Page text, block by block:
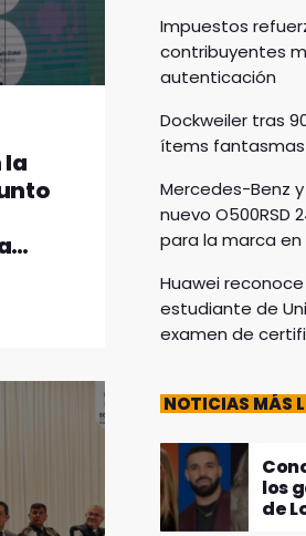
la
Impuestos
contribuyentes
autenticación
Dockweiler tras
ítems fantasmas
Mercedes-Benz
nuevo O500RSD
para la marca
Huawei
estudiante de
examen de
NOTICIAS MÁS
los
de